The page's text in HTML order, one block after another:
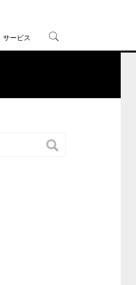
サービス